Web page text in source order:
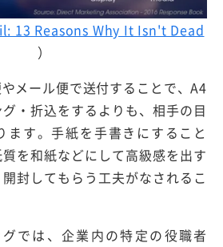
13 Reasons Why It Isn't Dead
）
メール便で送付することで、A4
・折込をするよりも、相手の目
ます。手紙を手書きにすること
を和紙などにして高級感を出す
封してもらう工夫がなされるこ
では、企業内の特定の役職者